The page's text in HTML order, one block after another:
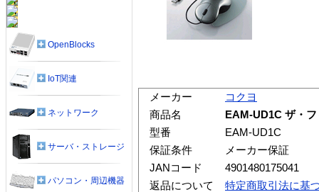
メーカー
コクヨ
商品名
EAM-UD1C ザ・
型番
EAM-UD1C
保証条件
メーカー保証
JANコード
4901480175041
返品について
特定商取引法に基
OpenBlocks
IoT関連
ネットワーク
サーバ・ストレージ
パソコン・周辺機器